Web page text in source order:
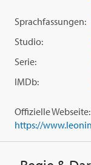
Sprachfassungen:
Studio:
Serie:
IMDb:
Offizielle Webseite: